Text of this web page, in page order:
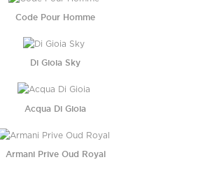
Code Pour Homme
Di Gioia Sky
Acqua Di Gioia
Armani Prive Oud Royal